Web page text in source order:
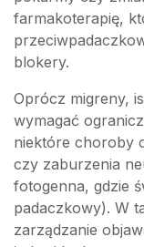
farmakoterapię,
blokery.
Oprócz migreny,
wymagać
niektóre choroby
czy zaburzenia
fotogenna, gdzie
padaczkowy). W
zarządzanie